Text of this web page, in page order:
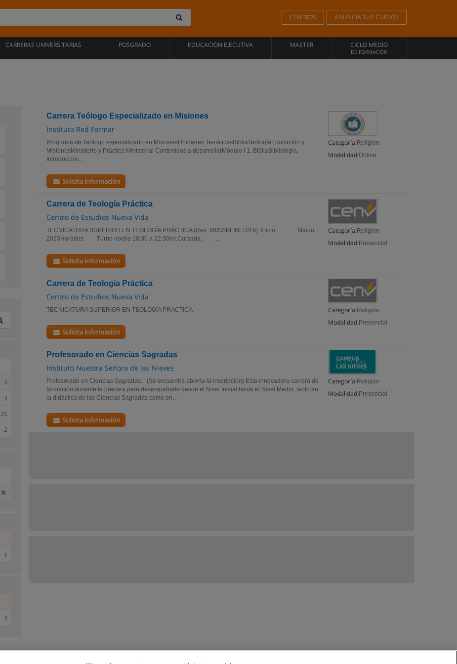
CENTROS ANUNCIÁ TUS CURSOS
CARRERAS UNIVERSITARIAS POSGRADO EDUCACIÓN EJECUTIVA MASTER CICLO MEDIO
DE FORMACIÓN
Carrera Teólogo Especializado en Misiones
Instituto Red Formar
Categoría: Religión
Modalidad:Online
Programa de Teólogo especializado en MisionesUnidades TemáticasBibliaTeologíaEducación y
MisionesMinisterio y Práctica Ministerial Contenidos a desarrollarMódulo I 1. BibliaBibliología.
Introducción...
Solicita información
Carrera de Teología Práctica
Centro de Estudios Nueva Vida
Categoría: Religión
Modalidad: Presencial
TECNICATURA SUPERIOR EN TEOLOGÍA PRÁCTICA (Res. 86/SSPLINED/19). Inicio: Marzo
2023Horarios: Turno noche 18:30 a 22:30hs.Cursada: ...
Solicita información
Carrera de Teología Práctica
Centro de Estudios Nueva Vida
Categoría: Religión
Modalidad: Presencial
TECNICATURA SUPERIOR EN TEOLOGÍA PRACTICA
Solicita información
Profesorado en Ciencias Sagradas
Instituto Nuestra Señora de las Nieves
Categoría: Religión
Modalidad: Presencial
Profesorado en Ciencias Sagradas. (Se encuentra abierta la inscripción) Esta innovadora carrera de
formación docente te prepara para desempeñarte desde el Nivel Inicial hasta el Nivel Medio, tanto en
la didáctica de las Ciencias Sagradas como en...
Solicita información
4
3
25
2
1
3